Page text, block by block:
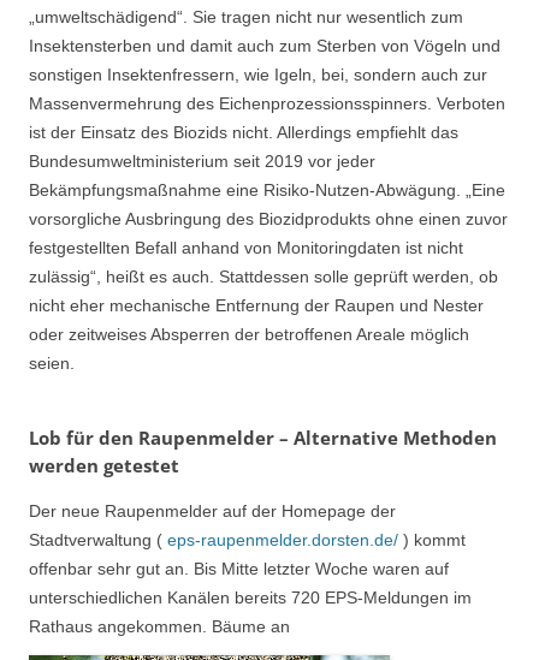
„umweltschädigend“. Sie tragen nicht nur wesentlich zum
Insektensterben und damit auch zum Sterben von Vögeln und
sonstigen Insektenfressern, wie Igeln, bei, sondern auch zur
Massenvermehrung des Eichenprozessionsspinners. Verboten
ist der Einsatz des Biozids nicht. Allerdings empfiehlt das
Bundesumweltministerium seit 2019 vor jeder
Bekämpfungsmaßnahme eine Risiko-Nutzen-Abwägung. „Eine
vorsorgliche Ausbringung des Biozidprodukts ohne einen zuvor
festgestellten Befall anhand von Monitoringdaten ist nicht
zulässig“, heißt es auch. Stattdessen solle geprüft werden, ob
nicht eher mechanische Entfernung der Raupen und Nester
oder zeitweises Absperren der betroffenen Areale möglich
seien.
Lob für den Raupenmelder – Alternative Methoden
werden getestet
Der neue Raupenmelder auf der Homepage der
Stadtverwaltung ( eps-raupenmelder.dorsten.de/ ) kommt
offenbar sehr gut an. Bis Mitte letzter Woche waren auf
unterschiedlichen Kanälen bereits 720 EPS-Meldungen im
Rathaus angekommen. Bäume an